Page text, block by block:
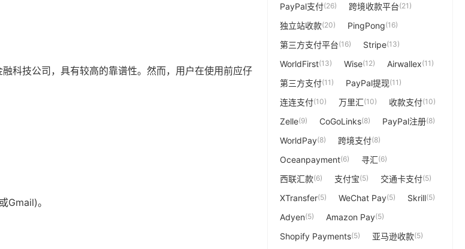
科技公司，具有较高的靠谱性。然而，用户在使用前应仔
Gmail)。
PayPal支付(26) 跨境收款平台(21)
独立站收款(20) PingPong(16)
第三方支付平台(16) Stripe(13)
WorldFirst(13) Wise(12) Airwallex(11)
第三方支付(11) PayPal提现(11)
连连支付(10) 万里汇(10) 收款支付(10)
Zelle(9) CoGoLinks(8) PayPal注册(8)
WorldPay(8) 跨境支付(8)
Oceanpayment(6) 寻汇(6)
西联汇款(6) 支付宝(5) 交通卡支付(5)
XTransfer(5) WeChat Pay(5) Skrill(5)
Adyen(5) Amazon Pay(5)
Shopify Payments(5) 亚马逊收款(5)